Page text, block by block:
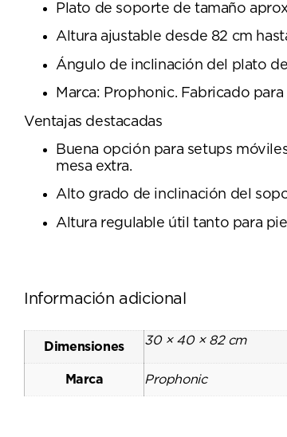
Plato de soporte de tamaño
Altura ajustable desde 82 cm
Ángulo de inclinación del plato
Marca: Prophonic. Fabricado
Ventajas destacadas
Buena opción para setups
mesa extra.
Alto grado de inclinación del
Altura regulable útil tanto para
Información adicional
Dimensiones 30 × 40 × 82 cm
Marca Prophonic